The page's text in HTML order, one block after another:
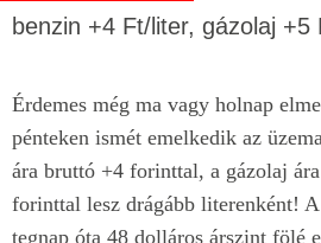
benzin +4 Ft/liter, gázolaj +5
Érdemes még ma vagy holnap
pénteken ismét emelkedik az
ára bruttó +4 forinttal, a gázolaj
forinttal lesz drágább literenként!
tegnap óta 48 dolláros árszint fölé